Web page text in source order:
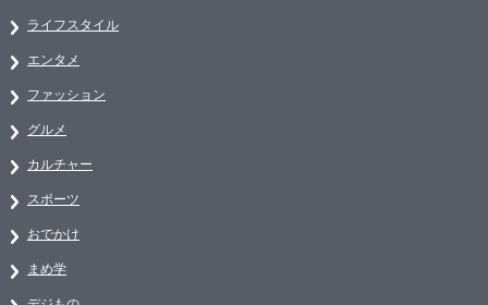
ライフスタイル
エンタメ
ファッション
グルメ
カルチャー
スポーツ
おでかけ
まめ学